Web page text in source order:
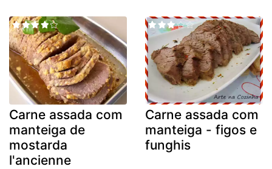
Carne assada com
manteiga de
mostarda
l'ancienne
Carne assada com
manteiga - figos e
funghis